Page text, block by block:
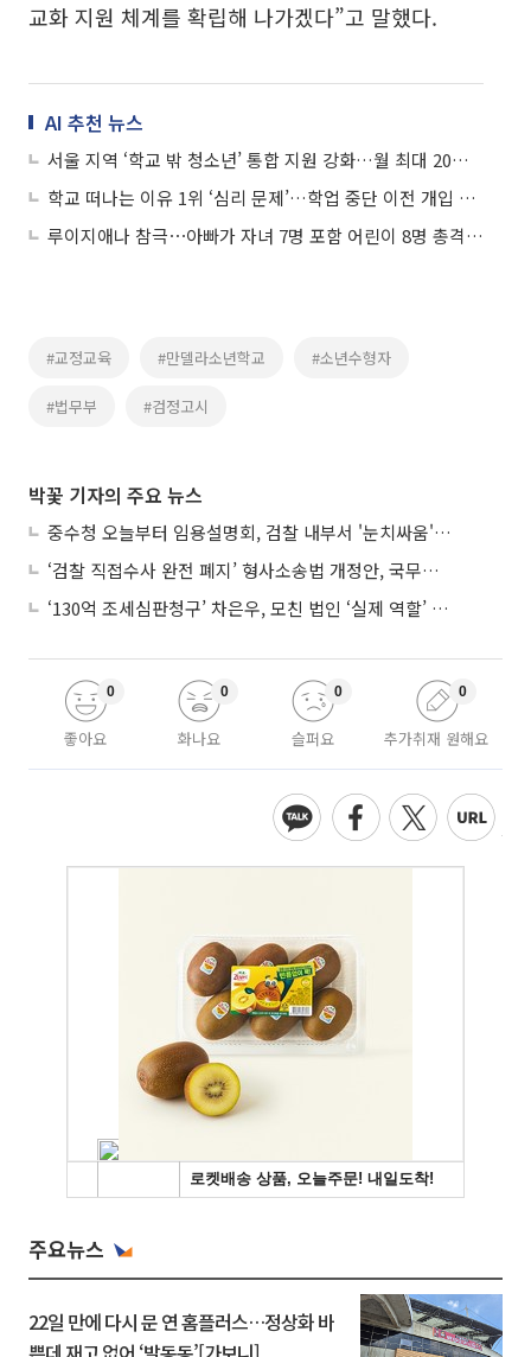
교화 지원 체계를 확립해 나가겠다”고 말했다.
AI 추천 뉴스
서울 지역 ‘학교 밖 청소년’ 통합 지원 강화…월 최대 20만원 활동비 지원
학교 떠나는 이유 1위 ‘심리 문제’…학업 중단 이전 개입 필요성↑
루이지애나 참극⋯아빠가 자녀 7명 포함 어린이 8명 총격 살해
#교정교육 #만델라소년학교 #소년수형자
#법무부 #검정고시
박꽃 기자의 주요 뉴스
중수청 오늘부터 임용설명회, 검찰 내부서 '눈치싸움' 기류변화도
‘검찰 직접수사 완전 폐지’ 형사소송법 개정안, 국무회의 통과
‘130억 조세심판청구’ 차은우, 모친 법인 ‘실제 역할’ 다툴 듯
좋아요
0
화나요
0
슬퍼요
0
추가취재 원해요
0
주요뉴스
22일 만에 다시 문 연 홈플러스…정상화 바